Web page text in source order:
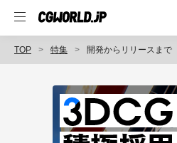
TOP 特集 開発からリリースまで「世界のトヨタ」